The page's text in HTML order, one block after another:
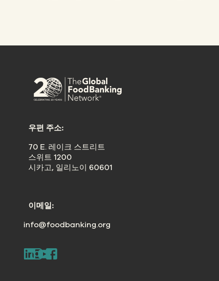
우편 주소:
70 E. 레이크 스트리트
스위트 1200
시카고, 일리노이 60601
이메일:
info@foodbanking.org